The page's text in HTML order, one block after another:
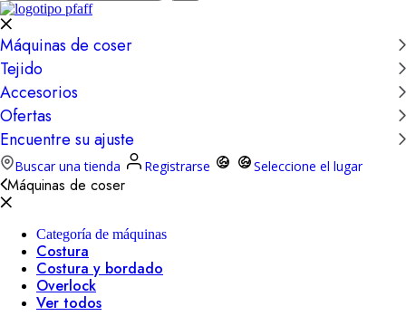
Máquinas de coser
Tejido
Accesorios
Ofertas
Encuentre su ajuste
Buscar una tienda Registrarse Seleccione el lugar
Máquinas de coser
Categoría de máquinas
Costura
Costura y bordado
Overlock
Ver todos